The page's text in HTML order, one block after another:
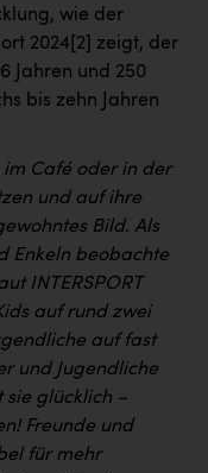
wie der
2024 [2]
zeigt, der
Jahren und 250
bis zehn Jahren
im Café oder in der
und auf ihre
Bild. Als
Enkeln beobachte
INTERSPORT
auf rund zwei
auf fast
und Jugendliche
sie glücklich –
Freunde und
für mehr